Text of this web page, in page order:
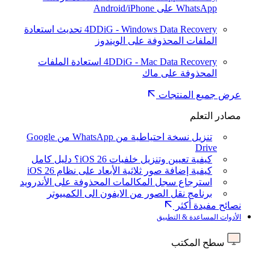
WhatsApp على Android/iPhone
4DDiG - Windows Data Recovery تحديث استعادة
الملفات المحذوفة على الويندوز
4DDiG - Mac Data Recovery استعادة الملفات
المحذوفة على ماك
عرض جميع المنتجات
مصادر التعلم
تنزيل نسخة احتياطية من WhatsApp من Google
Drive
كيفية تعيين وتنزيل خلفيات iOS 26؟ دليل كامل
كيفية إضافة صور ثلاثية الأبعاد على نظام iOS 26
استرجاع سجل المكالمات المحذوفة على الأندرويد
برنامج نقل الصور من الايفون الى الكمبيوتر
نصائح مفيدة أكثر
الأدوات المساعدة & التطبيق
سطح المكتب